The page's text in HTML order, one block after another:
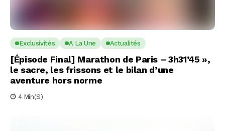
Exclusivités A La Une Actualités
[Épisode Final] Marathon de Paris – 3h31’45 »,
le sacre, les frissons et le bilan d’une
aventure hors norme
4 Min(s)